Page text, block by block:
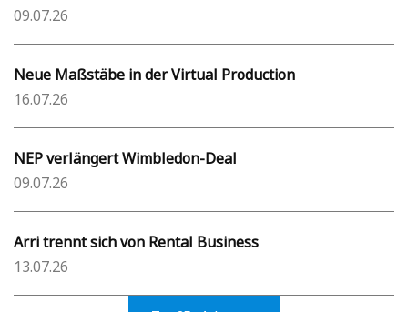
09.07.26
Neue Maßstäbe in der Virtual Production
16.07.26
NEP verlängert Wimbledon-Deal
09.07.26
Arri trennt sich von Rental Business
13.07.26